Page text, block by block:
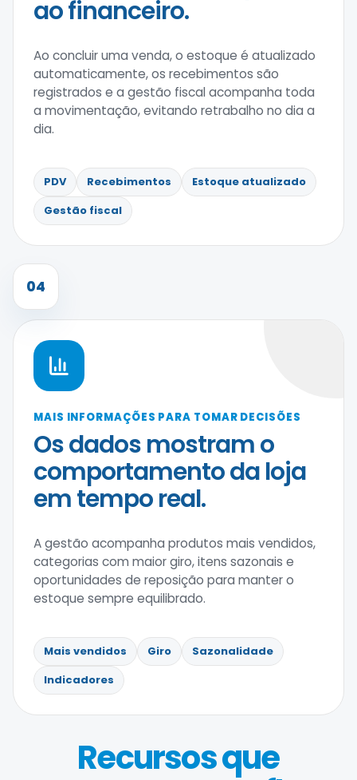
ao financeiro.
Ao concluir uma venda, o estoque é atualizado
automaticamente, os recebimentos são
registrados e a gestão fiscal acompanha toda
a movimentação, evitando retrabalho no dia a
dia.
PDV Recebimentos
Estoque atualizado
Gestão fiscal
04
MAIS INFORMAÇÕES PARA TOMAR DECISÕES
Os dados mostram o
comportamento da loja
em tempo real.
A gestão acompanha produtos mais vendidos,
categorias com maior giro, itens sazonais e
oportunidades de reposição para manter o
estoque sempre equilibrado.
Mais vendidos Giro
Sazonalidade
Indicadores
Recursos que